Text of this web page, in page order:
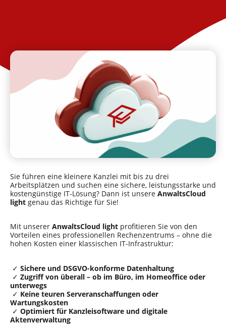
Sie führen eine kleinere Kanzlei mit bis zu drei
Arbeitsplätzen und suchen eine sichere, leistungsstarke und
kostengünstige IT-Lösung? Dann ist unsere AnwaltsCloud
light genau das Richtige für Sie!
Mit unserer AnwaltsCloud light profitieren Sie von den
Vorteilen eines professionellen Rechenzentrums – ohne die
hohen Kosten einer klassischen IT-Infrastruktur:
✓ Sichere und DSGVO-konforme Datenhaltung
✓ Zugriff von überall – ob im Büro, im Homeoffice oder
unterwegs
✓ Keine teuren Serveranschaffungen oder
Wartungskosten
✓ Optimiert für Kanzleisoftware und digitale
Aktenverwaltung